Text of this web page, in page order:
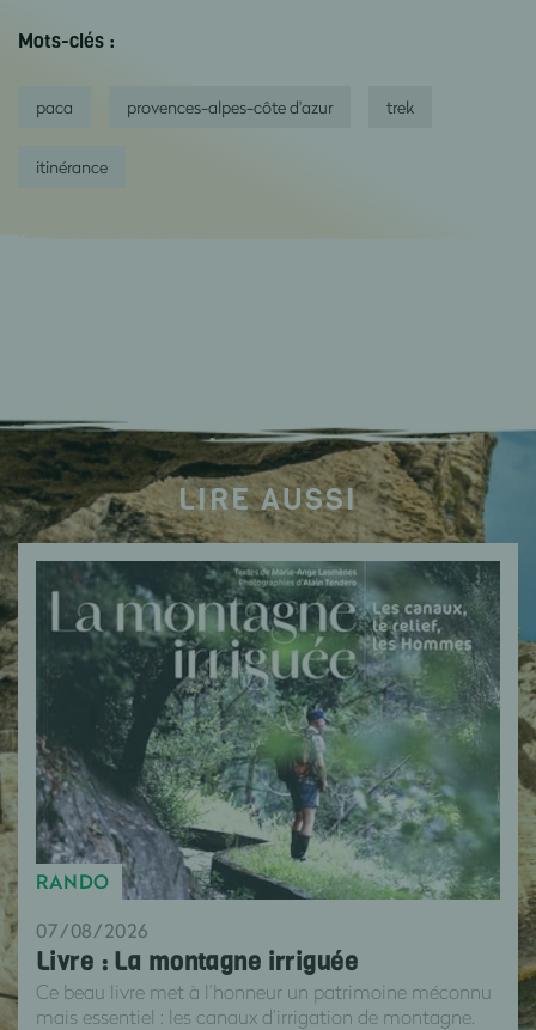
Mots-clés :
paca provences-alpes-côte d'azur trek
itinérance
LIRE AUSSI
RANDO
07/08/2026
Livre : La montagne irriguée
Ce beau livre met à l’honneur un patrimoine méconnu
mais essentiel : les canaux d’irrigation de montagne.